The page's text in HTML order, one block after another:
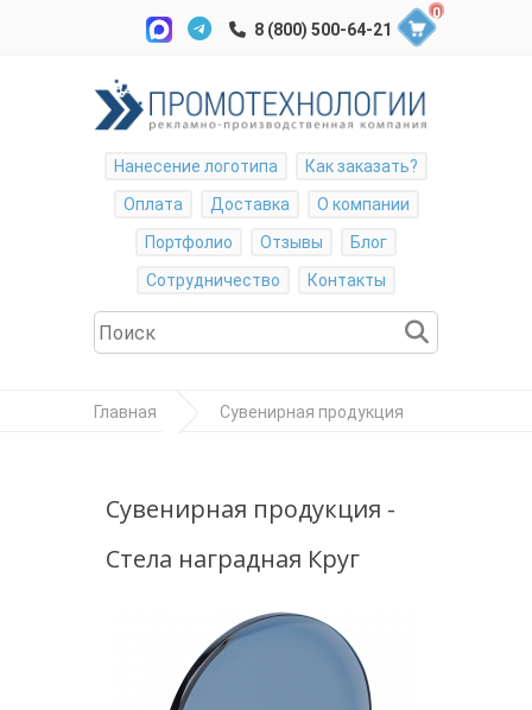
0
Нанесение логотипа
Как заказать?
Оплата
Доставка
О компании
Портфолио
Отзывы
Блог
Сотрудничество
Контакты
Главная Сувенирная продукция
"Круг"
Сувенирная продукция -
Стела наградная Круг